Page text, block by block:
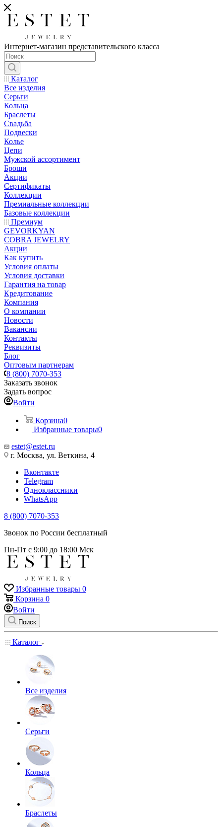
Интернет-магазин представительского класса
Каталог
Все изделия
Серьги
Кольца
Браслеты
Свадьба
Подвески
Колье
Цепи
Мужской ассортимент
Броши
Акции
Сертификаты
Коллекции
Премиальные коллекции
Базовые коллекции
Премиум
GEVORKYAN
COBRA JEWELRY
Акции
Как купить
Условия оплаты
Условия доставки
Гарантия на товар
Кредитование
Компания
О компании
Новости
Вакансии
Контакты
Реквизиты
Блог
Оптовым партнерам
8 (800) 7070-353
Заказать звонок
Задать вопрос
Войти
Корзина0
Избранные товары0
estet@estet.ru
г. Москва, ул. Веткина, 4
Вконтакте
Telegram
Одноклассники
WhatsApp
8 (800) 7070-353
Звонок по России бесплатный
Пн-Пт с 9:00 до 18:00 Мск
Избранные товары 0
Корзина 0
Войти
Поиск
Каталог
Все изделия
Серьги
Кольца
Браслеты